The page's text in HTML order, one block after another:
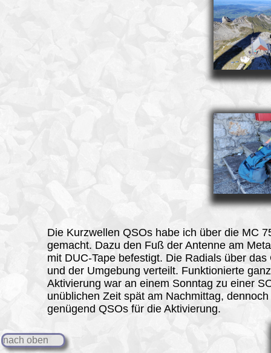
nach oben
Die Kurzwellen QSOs habe ich über die MC
gemacht. Dazu den Fuß der Antenne am
mit DUC-Tape befestigt. Die Radials über das
und der Umgebung verteilt. Funktionierte
Aktivierung war an einem Sonntag zu einer
unüblichen Zeit spät am Nachmittag,
genügend QSOs für die Aktivierung.